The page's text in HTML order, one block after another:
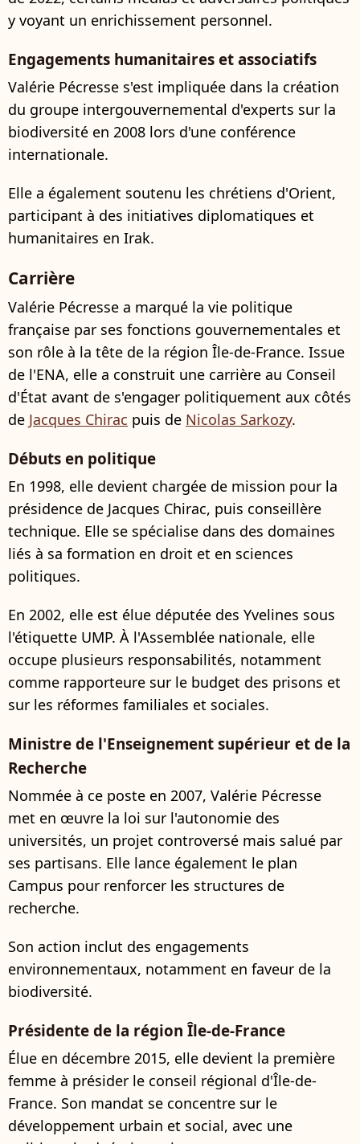
y voyant un enrichissement personnel.
Engagements humanitaires et associatifs
Valérie Pécresse s'est impliquée dans la création
du groupe intergouvernemental d'experts sur la
biodiversité en 2008 lors d'une conférence
internationale.
Elle a également soutenu les chrétiens d'Orient,
participant à des initiatives diplomatiques et
humanitaires en Irak.
Carrière
Valérie Pécresse a marqué la vie politique
française par ses fonctions gouvernementales et
son rôle à la tête de la région Île-de-France. Issue
de l'ENA, elle a construit une carrière au Conseil
d'État avant de s'engager politiquement aux côtés
de Jacques Chirac puis de Nicolas Sarkozy.
Débuts en politique
En 1998, elle devient chargée de mission pour la
présidence de Jacques Chirac, puis conseillère
technique. Elle se spécialise dans des domaines
liés à sa formation en droit et en sciences
politiques.
En 2002, elle est élue députée des Yvelines sous
l'étiquette UMP. À l'Assemblée nationale, elle
occupe plusieurs responsabilités, notamment
comme rapporteure sur le budget des prisons et
sur les réformes familiales et sociales.
Ministre de l'Enseignement supérieur et de la
Recherche
Nommée à ce poste en 2007, Valérie Pécresse
met en œuvre la loi sur l'autonomie des
universités, un projet controversé mais salué par
ses partisans. Elle lance également le plan
Campus pour renforcer les structures de
recherche.
Son action inclut des engagements
environnementaux, notamment en faveur de la
biodiversité.
Présidente de la région Île-de-France
Élue en décembre 2015, elle devient la première
femme à présider le conseil régional d'Île-de-
France. Son mandat se concentre sur le
développement urbain et social, avec une